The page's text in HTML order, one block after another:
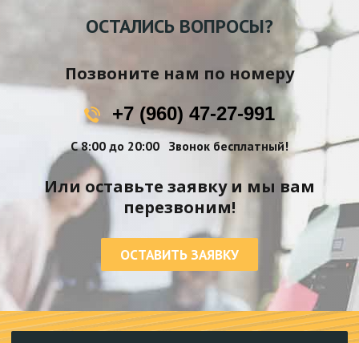
ОСТАЛИСЬ ВОПРОСЫ?
Позвоните нам по номеру
+7 (960) 47-27-991
С 8:00 до 20:00 Звонок бесплатный!
Или оставьте заявку и мы вам
перезвоним!
ОСТАВИТЬ ЗАЯВКУ